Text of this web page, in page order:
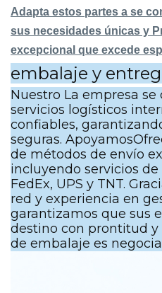
Adapta estos partes a se
sus necesidades únicas y
excepcional que excede
embalaje y
Nuestro La empresa
servicios logísticos
confiables,
seguras. Apoyamos
de métodos de envío
incluyendo servicios
FedEx, UPS y TNT.
red y experiencia en
garantizamos que sus
destino con prontitud y
de embalaje es